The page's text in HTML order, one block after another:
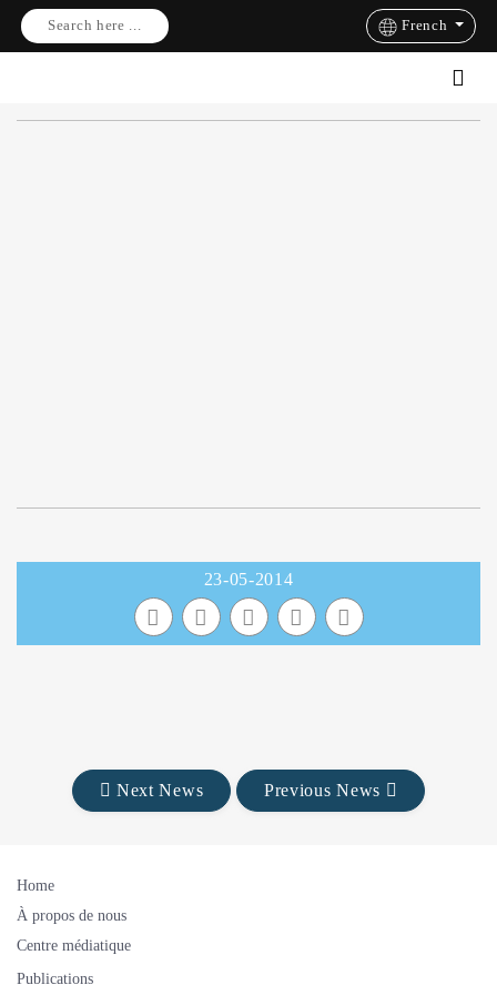
Search here ... French
23-05-2014
Next News Previous News
Home
À propos de nous
Centre médiatique
Publications